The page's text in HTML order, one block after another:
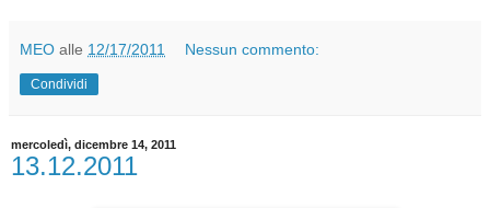
MEO alle 12/17/2011 Nessun commento:
Condividi
mercoledì, dicembre 14, 2011
13.12.2011